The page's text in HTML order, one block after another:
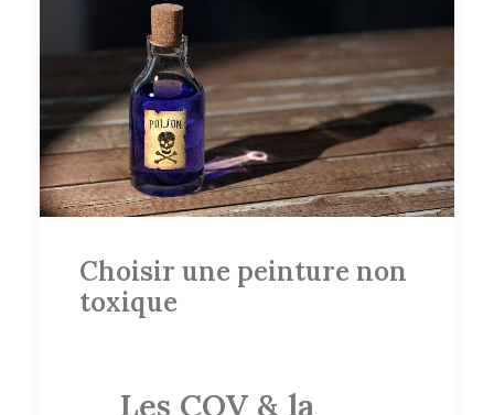
Choisir une peinture non
toxique
Les COV & la